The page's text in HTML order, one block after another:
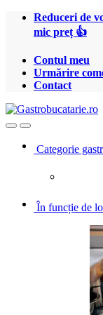
Treci
Treci
Reduceri de
mic preț 👍
Contul meu
Urmărire
Contact
OpenClose
Categorie
În funcție de